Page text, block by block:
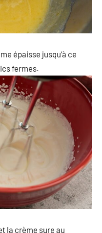
épaisse jusqu’à ce
fermes.
la crème sure au